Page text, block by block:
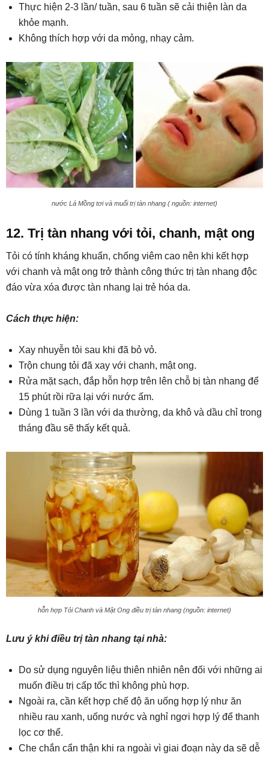
Thực hiện 2-3 lần/ tuần, sau 6 tuần sẽ cải thiện làn da
khỏe mạnh.
Không thích hợp với da mỏng, nhạy cảm.
nước Lá Mồng tơi và muối trị tàn nhang ( nguồn: internet)
12. Trị tàn nhang với tỏi, chanh, mật ong
Tỏi có tính kháng khuẩn, chống viêm cao nên khi kết hợp
với chanh và mật ong trở thành công thức trị tàn nhang độc
đáo vừa xóa được tàn nhang lại trẻ hóa da.
Cách thực hiện:
Xay nhuyễn tỏi sau khi đã bỏ vỏ.
Trộn chung tỏi đã xay với chanh, mật ong.
Rửa mặt sạch, đắp hỗn hợp trên lên chỗ bị tàn nhang để
15 phút rồi rữa lại với nước ấm.
Dùng 1 tuần 3 lần với da thường, da khô và dầu chỉ trong
tháng đầu sẽ thấy kết quả.
hỗn hợp Tỏi Chanh và Mật Ong điều trị tàn nhang (nguồn: internet)
Lưu ý khi điều trị tàn nhang tại nhà:
Do sử dụng nguyên liệu thiên nhiên nên đối với những ai
muốn điều trị cấp tốc thì không phù hợp.
Ngoài ra, cần kết hợp chế độ ăn uống hợp lý như ăn
nhiều rau xanh, uống nước và nghỉ ngơi hợp lý để thanh
lọc cơ thể.
Che chắn cẩn thận khi ra ngoài vì giai đoạn này da sẽ dễ